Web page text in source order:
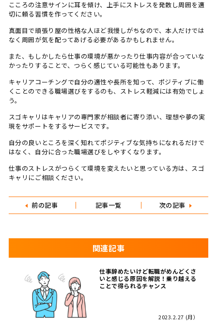
こころの注意サインに耳を傾け、上手にストレスを発散し周囲を適
切に頼る習慣を作ってください。
真面目で頑張り屋の性格な人ほど我慢しがちなので、本人だけでは
なく周囲が気を配ってあげる必要があるかもしれません。
また、もしかしたら仕事の環境が悪かったり仕事内容が合っていな
かったりすることで、つらく感じている可能性もあります。
キャリアコーチングで自分の適性や長所を知って、ポジティブに働
くことのできる職場選びをするのも、ストレス軽減には有効でしょ
う。
スゴキャリはキャリアの専門家が相談者に寄り添い、理想や夢の実
現をサポートをするサービスです。
自分の良いところを深く知れてポジティブな気持ちになれるだけで
はなく、自分に合った職場選びをしやすくなります。
仕事のストレスがつらくて環境を変えたいと思っている方は、スゴ
キャリにご相談ください。
前の記事 記事一覧 次の記事
関連記事
仕事辞めたいけど転職がめんどくさ
いと感じる原因を解説！乗り越える
ことで得られるチャンス
2023.2.27 (月）